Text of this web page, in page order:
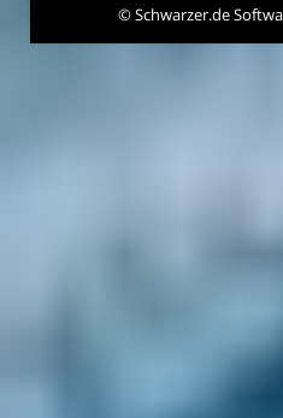
©Schwarzer.de